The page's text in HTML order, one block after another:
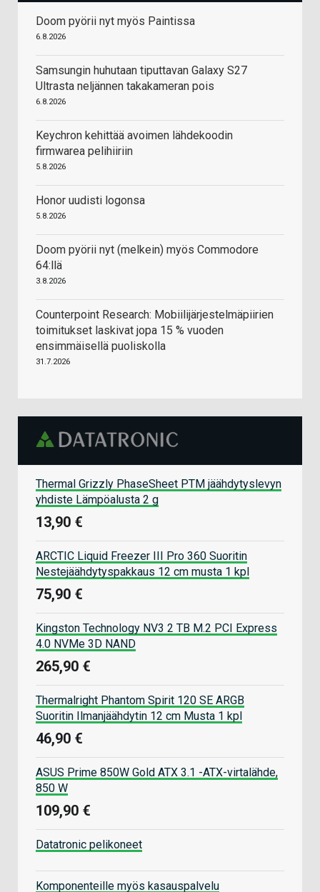
Doom pyörii nyt myös Paintissa
6.8.2026
Samsungin huhutaan tiputtavan Galaxy S27
Ultrasta neljännen takakameran pois
6.8.2026
Keychron kehittää avoimen lähdekoodin
firmwarea pelihiiriin
5.8.2026
Honor uudisti logonsa
5.8.2026
Doom pyörii nyt (melkein) myös Commodore
64:llä
3.8.2026
Counterpoint Research: Mobiilijärjestelmäpiirien
toimitukset laskivat jopa 15 % vuoden
ensimmäisellä puoliskolla
31.7.2026
Thermal Grizzly PhaseSheet PTM jäähdytyslevyn
yhdiste Lämpöalusta 2 g
13,90 €
ARCTIC Liquid Freezer III Pro 360 Suoritin
Nestejäähdytyspakkaus 12 cm musta 1 kpl
75,90 €
Kingston Technology NV3 2 TB M.2 PCI Express
4.0 NVMe 3D NAND
265,90 €
Thermalright Phantom Spirit 120 SE ARGB
Suoritin Ilmanjäähdytin 12 cm Musta 1 kpl
46,90 €
ASUS Prime 850W Gold ATX 3.1 -ATX-virtalähde,
850 W
109,90 €
Datatronic pelikoneet
Komponenteille myös kasauspalvelu